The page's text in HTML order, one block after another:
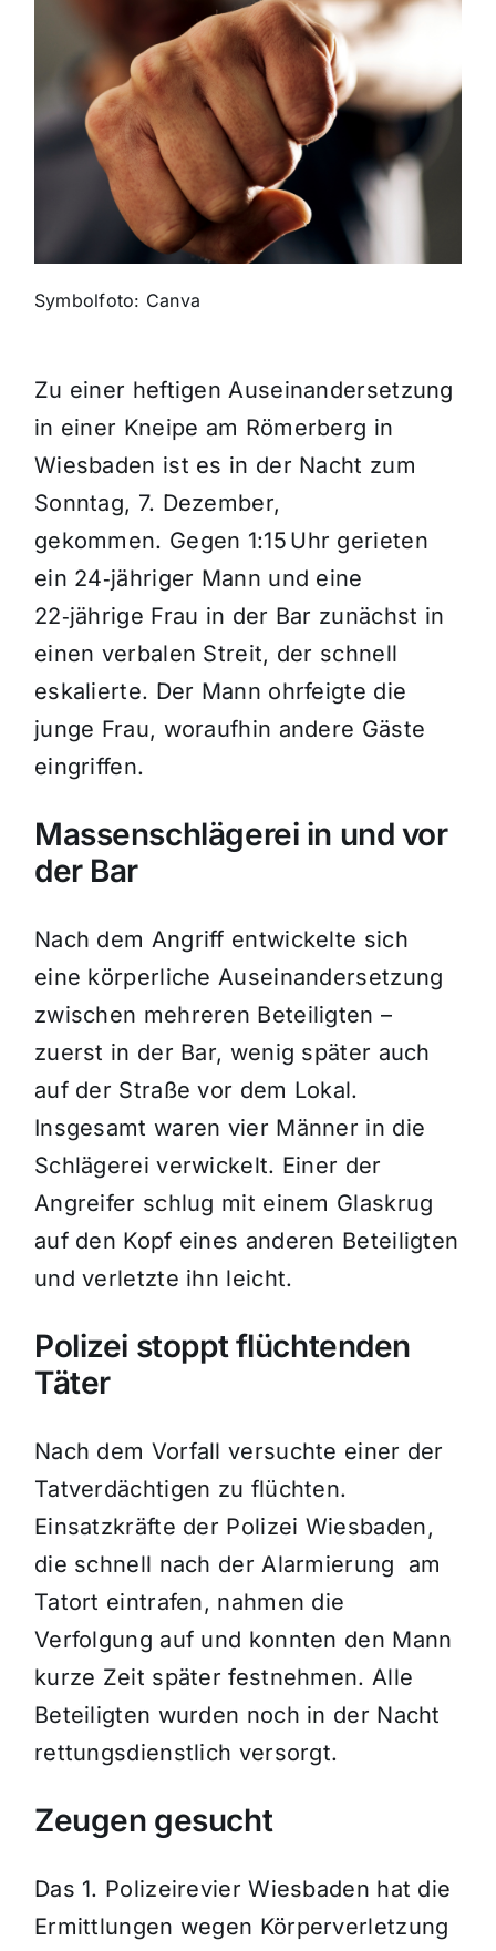
Themen und Termine
Gewinnspiele
Symbolfoto: Canva
Zu einer heftigen Auseinandersetzung
in einer Kneipe am Römerberg in
Wiesbaden ist es in der Nacht zum
Sonntag, 7. Dezember,
gekommen. Gegen 1:15 Uhr gerieten
ein 24‑jähriger Mann und eine
22‑jährige Frau in der Bar zunächst in
einen verbalen Streit, der schnell
eskalierte. Der Mann ohrfeigte die
junge Frau, woraufhin andere Gäste
eingriffen.
Massenschlägerei in und vor
der Bar
Nach dem Angriff entwickelte sich
eine körperliche Auseinandersetzung
zwischen mehreren Beteiligten –
zuerst in der Bar, wenig später auch
auf der Straße vor dem Lokal.
Insgesamt waren vier Männer in die
Schlägerei verwickelt. Einer der
Angreifer schlug mit einem Glaskrug
auf den Kopf eines anderen Beteiligten
und verletzte ihn leicht.
Polizei stoppt flüchtenden
Täter
Nach dem Vorfall versuchte einer der
Tatverdächtigen zu flüchten.
Einsatzkräfte der Polizei Wiesbaden,
die schnell nach der Alarmierung am
Tatort eintrafen, nahmen die
Verfolgung auf und konnten den Mann
kurze Zeit später festnehmen. Alle
Beteiligten wurden noch in der Nacht
rettungsdienstlich versorgt.
Zeugen gesucht
Das 1. Polizeirevier Wiesbaden hat die
Ermittlungen wegen Körperverletzung